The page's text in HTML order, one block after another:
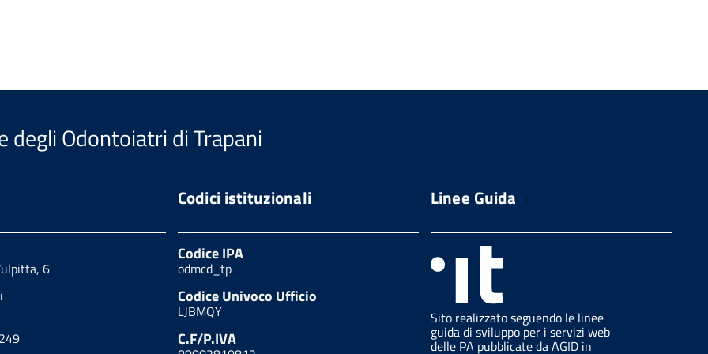
degli Odontoiatri di Trapani
6
Codici istituzionali
Codice IPA
odmcd_tp
Codice Univoco Ufficio
LJBMQY
C.F/P.IVA
Linee Guida
Sito realizzato seguendo le linee
guida di sviluppo per i servizi web
delle PA pubblicate da AGID in